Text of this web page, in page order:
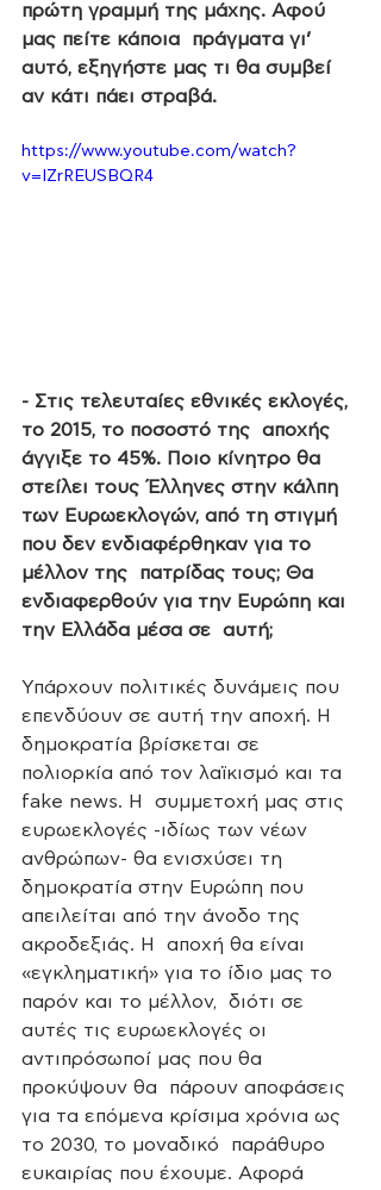
πρώτη γραμμή της μάχης. Αφού
μας πείτε κάποια  πράγματα γι’
αυτό, εξηγήστε μας τι θα συμβεί
αν κάτι πάει στραβά.
https://www.youtube.com/watch?
v=IZrREUSBQR4
- Στις τελευταίες εθνικές εκλογές,
το 2015, το ποσοστό της  αποχής
άγγιξε το 45%. Ποιο κίνητρο θα
στείλει τους Έλληνες στην κάλπη
των Ευρωεκλογών, από τη στιγμή
που δεν ενδιαφέρθηκαν για το
μέλλον της  πατρίδας τους; Θα
ενδιαφερθούν για την Ευρώπη και
την Ελλάδα μέσα σε  αυτή;
Υπάρχουν πολιτικές δυνάμεις που
επενδύουν σε αυτή την αποχή. Η
δημοκρατία βρίσκεται σε
πολιορκία από τον λαϊκισμό και τα
fake news. Η  συμμετοχή μας στις
ευρωεκλογές -ιδίως των νέων
ανθρώπων- θα ενισχύσει τη
δημοκρατία στην Ευρώπη που
απειλείται από την άνοδο της
ακροδεξιάς. Η  αποχή θα είναι
«εγκληματική» για το ίδιο μας το
παρόν και το μέλλον,  διότι σε
αυτές τις ευρωεκλογές οι
αντιπρόσωποί μας που θα
προκύψουν θα  πάρουν αποφάσεις
για τα επόμενα κρίσιμα χρόνια ως
το 2030, το μοναδικό  παράθυρο
ευκαιρίας που έχουμε. Αφορά